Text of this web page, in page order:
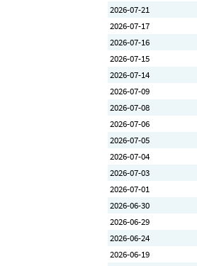
2026-07-21
2026-07-17
2026-07-16
2026-07-15
2026-07-14
2026-07-09
2026-07-08
2026-07-06
2026-07-05
2026-07-04
2026-07-03
2026-07-01
2026-06-30
2026-06-29
2026-06-24
2026-06-19